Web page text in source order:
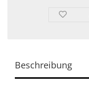
Beschreibung